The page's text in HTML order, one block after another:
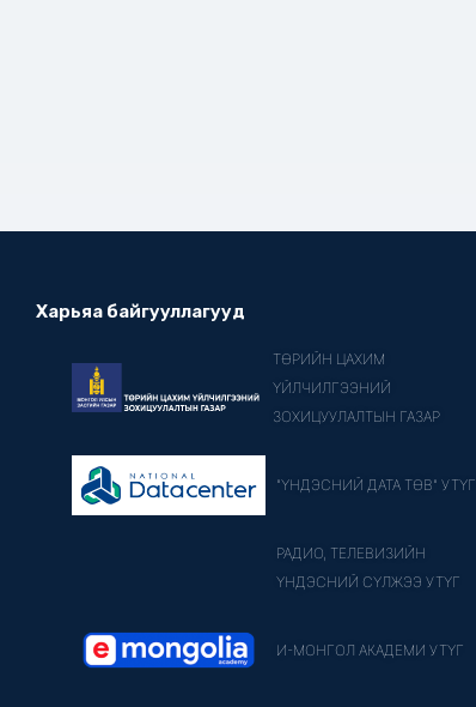
Харьяа байгууллагууд
ТӨРИЙН ЦАХИМ
ҮЙЛЧИЛГЭЭНИЙ
ЗОХИЦУУЛАЛТЫН ГАЗАР
"ҮНДЭСНИЙ ДАТА ТӨВ" УТҮГ
РАДИО, ТЕЛЕВИЗИЙН
ҮНДЭСНИЙ СҮЛЖЭЭ УТҮГ
И-МОНГОЛ АКАДЕМИ УТҮГ